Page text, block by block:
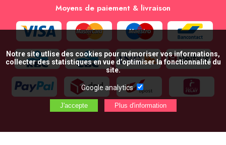
Moyens de paiement & livraison
Notre site utlise des cookies pour mémoriser vos informations,
collecter des statistiques en vue d’optimiser la fonctionnalité du
site.
Google analytics